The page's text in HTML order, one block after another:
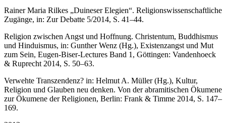
Rainer Maria Rilkes „Duineser Elegien“. Religionswissenschaftliche
Zugänge, in: Zur Debatte 5/2014, S. 41–44.
Religion zwischen Angst und Hoffnung. Christentum, Buddhismus
und Hinduismus, in: Gunther Wenz (Hg.), Existenzangst und Mut
zum Sein, Eugen-Biser-Lectures Band 1, Göttingen: Vandenhoeck
& Ruprecht 2014, S. 50–63.
Verwehte Transzendenz? in: Helmut A. Müller (Hg.), Kultur,
Religion und Glauben neu denken. Von der abramitischen Ökumene
zur Ökumene der Religionen, Berlin: Frank & Timme 2014, S. 147–
169.